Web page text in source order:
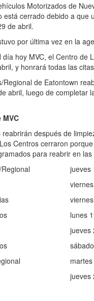
Motorizados de
está cerrado debido a que
de abril.
por última vez en la
hoy MVC, el Centro de
y honrará todas las
de Eatontown
abril, luego de completar
después de
Centros cerraron
para reabrir en
jueves
lunes
jueves
jueves